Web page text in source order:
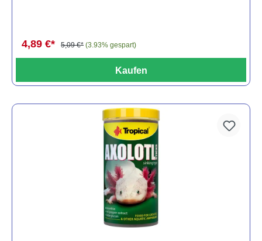
4,89 €* 5,09 €* (3.93% gespart)
Kaufen